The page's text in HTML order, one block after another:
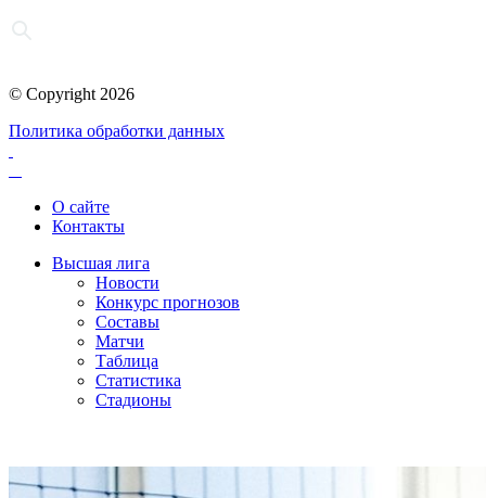
© Copyright 2026
Политика обработки данных
О сайте
Контакты
Высшая лига
Новости
Конкурс прогнозов
Составы
Матчи
Таблица
Статистика
Стадионы